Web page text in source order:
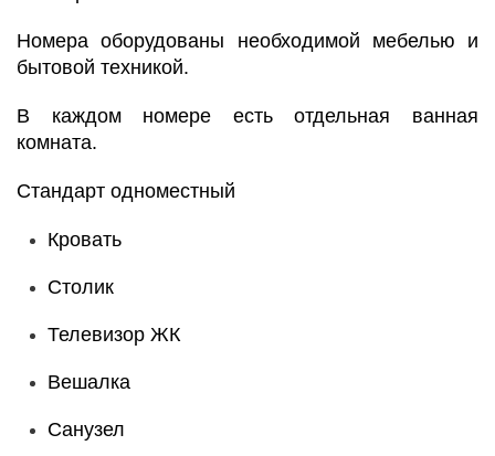
Номера оборудованы необходимой мебелью и
бытовой техникой.
В каждом номере есть отдельная ванная
комната.
Стандарт одноместный
Кровать
Столик
Телевизор ЖК
Вешалка
Санузел